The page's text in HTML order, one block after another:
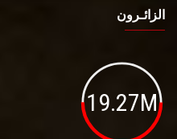
الزائـرون
19.27M